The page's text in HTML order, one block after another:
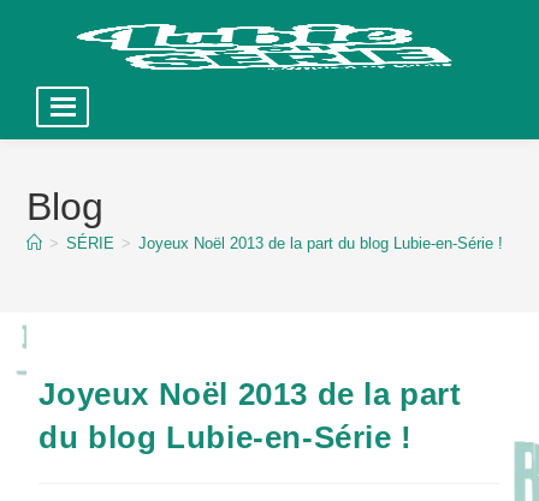
contentBlog
> SÉRIE > Joyeux Noël 2013 de la part du blog Lubie-en-Série !
Joyeux Noël 2013 de la part
du blog Lubie-en-Série !